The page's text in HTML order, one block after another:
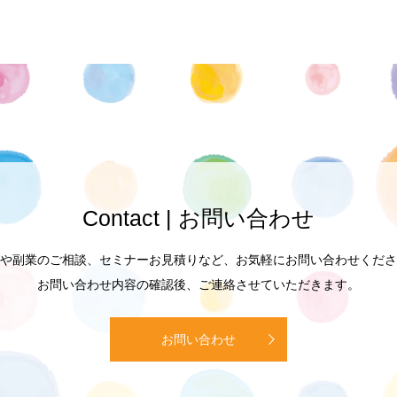
Contact | お問い合わせ
副業のご相談、セミナーお見積りなど、お気軽にお問い合わせくだ
お問い合わせ内容の確認後、ご連絡させていただきます。
お問い合わせ